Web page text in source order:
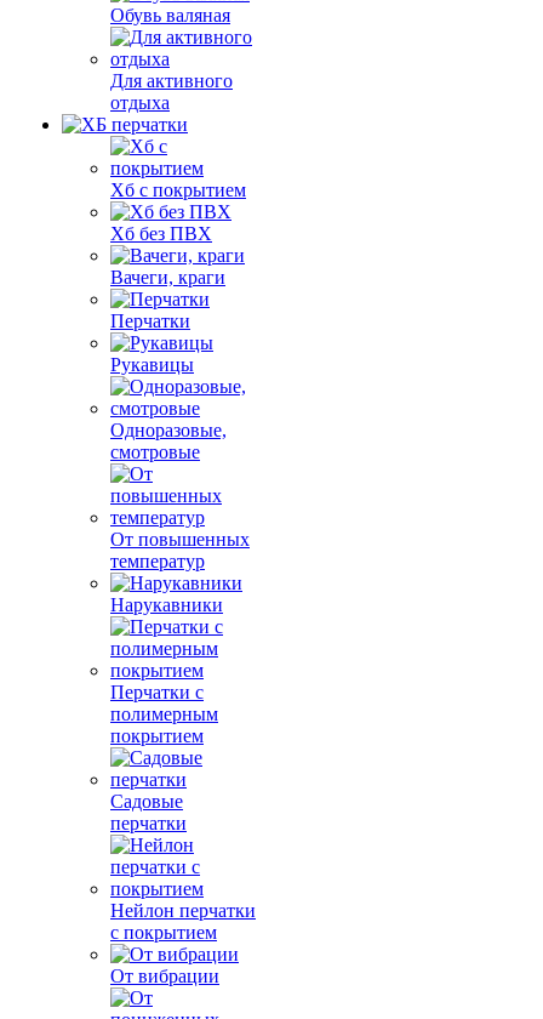
Обувь валяная
Для активного
отдыха
Хб с покрытием
Хб без ПВХ
Вачеги, краги
Перчатки
Рукавицы
Одноразовые,
смотровые
От повышенных
температур
Нарукавники
Перчатки с
полимерным
покрытием
Садовые
перчатки
Нейлон перчатки
с покрытием
От вибрации